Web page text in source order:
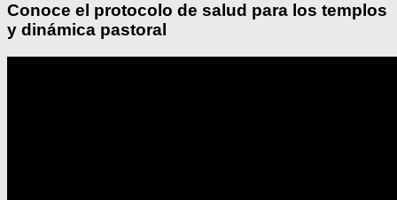
Conoce el protocolo de salud para los templos
y dinámica pastoral